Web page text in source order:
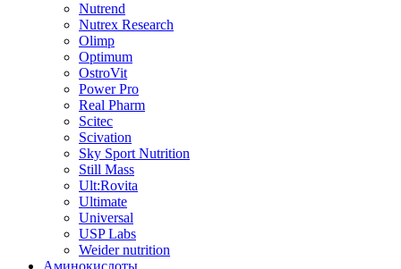
Nutrend
Nutrex Research
Olimp
Optimum
OstroVit
Power Pro
Real Pharm
Scitec
Scivation
Sky Sport Nutrition
Still Mass
Ult:Rovita
Ultimate
Universal
USP Labs
Weider nutrition
Аминокислоты